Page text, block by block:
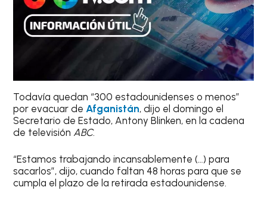
Todavía quedan “300 estadounidenses o menos”
por evacuar de Afganistán, dijo el domingo el
Secretario de Estado, Antony Blinken, en la cadena
de televisión ABC.
“Estamos trabajando incansablemente (…) para
sacarlos”, dijo, cuando faltan 48 horas para que se
cumpla el plazo de la retirada estadounidense.